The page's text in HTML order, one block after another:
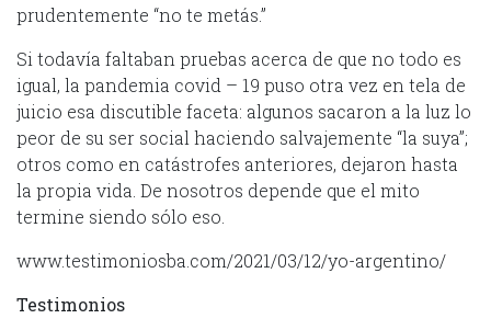
prudentemente “no te metás.”
Si todavía faltaban pruebas acerca de que no todo es
igual, la pandemia covid – 19 puso otra vez en tela de
juicio esa discutible faceta: algunos sacaron a la luz lo
peor de su ser social haciendo salvajemente “la suya”;
otros como en catástrofes anteriores, dejaron hasta
la propia vida. De nosotros depende que el mito
termine siendo sólo eso.
www.testimoniosba.com/2021/03/12/yo-argentino/
Testimonios